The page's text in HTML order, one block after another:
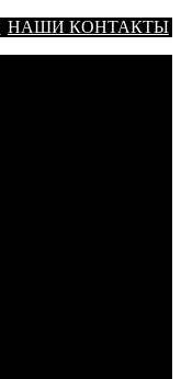
НАШИ КОНТАКТЫ